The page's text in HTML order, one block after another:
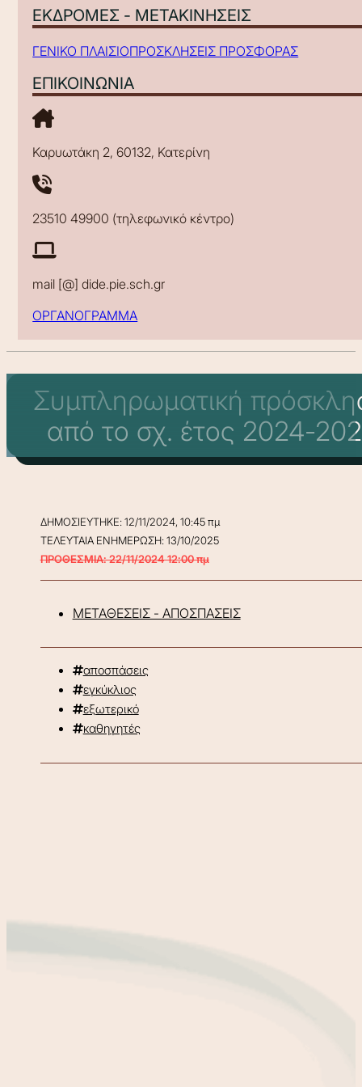
ΕΚΔΡΟΜΕΣ - ΜΕΤΑΚΙΝΗΣΕΙΣ
ΓΕΝΙΚΟ ΠΛΑΙΣΙΟΠΡΟΣΚΛΗΣΕΙΣ ΠΡΟΣΦΟΡΑΣ
ΕΠΙΚΟΙΝΩΝΙΑ
Καρυωτάκη 2, 60132, Κατερίνη
23510 49900 (τηλεφωνικό κέντρο)
mail [@] dide.pie.sch.gr
ΟΡΓΑΝΟΓΡΑΜΜΑ
Συμπληρωματική
από το σχ. έτος 2024-
ΔΗΜΟΣΙΕΥΤΗΚΕ: 12/11/2024, 10:45 πμ
ΤΕΛΕΥΤΑΙΑ ΕΝΗΜΕΡΩΣΗ: 13/10/2025
ΠΡΟΘΕΣΜΙΑ: 22/11/2024 12:00 πμ
ΜΕΤΑΘΕΣΕΙΣ - ΑΠΟΣΠΑΣΕΙΣ
αποσπάσεις
εγκύκλιος
εξωτερικό
καθηγητές